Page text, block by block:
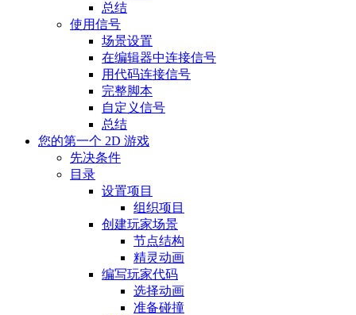
总结
使用信号
场景设置
在编辑器中连接信号
用代码连接信号
完整脚本
自定义信号
总结
您的第一个 2D 游戏
先决条件
目录
设置项目
组织项目
创建玩家场景
节点结构
精灵动画
编写玩家代码
选择动画
准备碰撞